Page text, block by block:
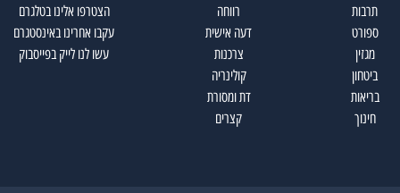
תרבות
ספורט
מגזין
ביטחון
בריאות
חינוך
רווחה
דעה אישית
צרכנות
קולינריה
דת ומסורת
קצרים
הצטרפו אלינו בטלגרם
עקבו אחרינו באינסטגרם
עשו לנו לייק בפייסבוק